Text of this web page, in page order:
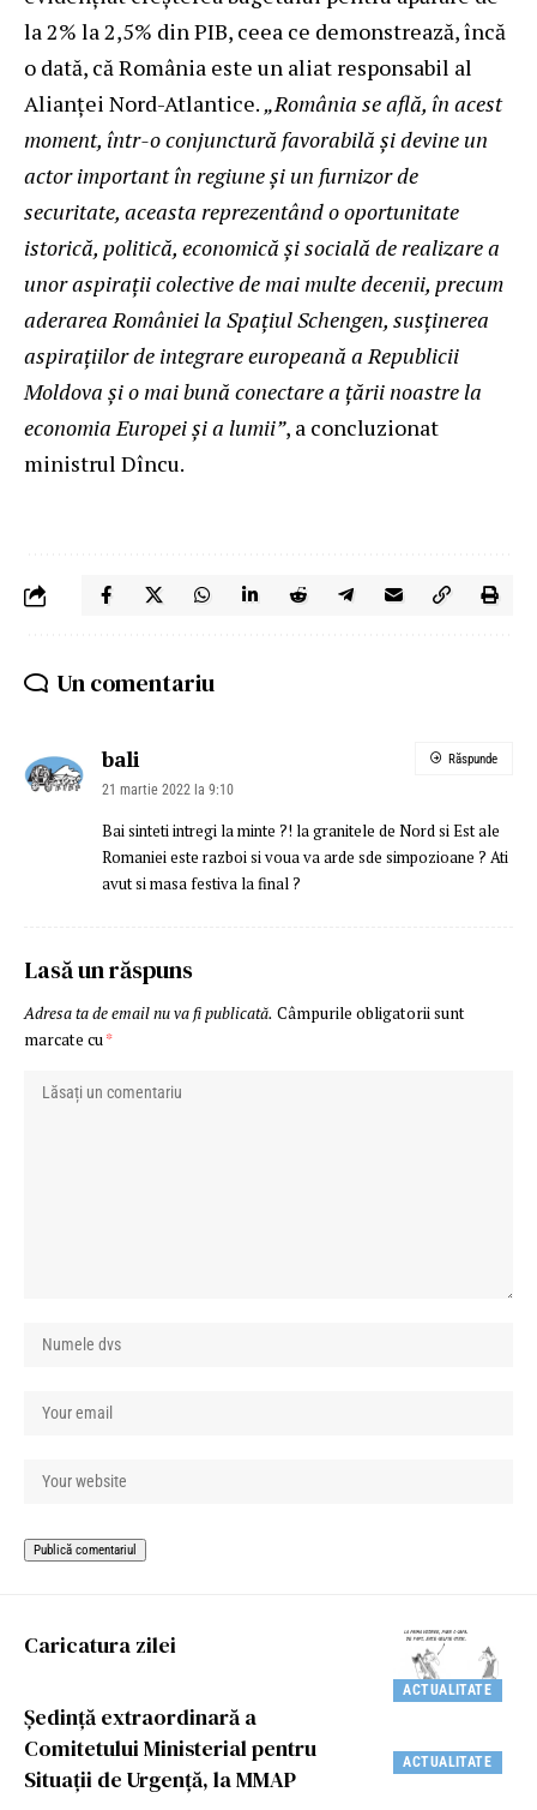
la 2% la 2,5% din PIB, ceea ce demonstrează, încă
o dată, că România este un aliat responsabil al
Alianței Nord-Atlantice.„România se află, în acest
moment, într-o conjunctură favorabilă și devine un
actor important în regiune și un furnizor de
securitate, aceasta reprezentând o oportunitate
istorică, politică, economică și socială de realizare a
unor aspirații colective de mai multe decenii, precum
aderarea României la Spațiul Schengen, susținerea
aspirațiilor de integrare europeană a Republicii
Moldova și o mai bună conectare a țării noastre la
economia Europei și a lumii”, a concluzionat
ministrul Dîncu.
Un comentariu
bali
21 martie 2022 la 9:10
Bai sinteti intregi la minte ?! la granitele de Nord si Est ale
Romaniei este razboi si voua va arde sde simpozioane ? Ati
avut si masa festiva la final ?
Răspunde
Lasă un răspuns
Adresa ta de email nu va fi publicată. Câmpurile obligatorii sunt
marcate cu*
ACTUALITATE
Caricatura zilei
ACTUALITATE
Ședinţă extraordinară a
Comitetului Ministerial pentru
Situaţii de Urgenţă, la MMAP